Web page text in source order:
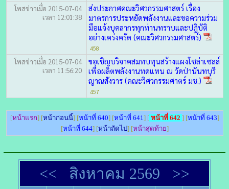
โพสข่าวเมื่อ 2015-07-04
เวลา 12:01:38
ส่งประกาศคณะวิศวกรรมศาสตร์ เรื่อง
มาตรการประหยัดพลังงานและขอความร่วม
มือแจ้งบุคลากรทุกท่านทราบและปฏิบัติ
อย่างเคร่งครัด (คณะวิศวกรรมศาสตร์)
458
โพสข่าวเมื่อ 2015-07-04
เวลา 11:56:20
ขอเชิญบริจาคสมทบทุนสร้างแผงโซล่าเซลล์
เพื่อผลิตพลังงานทดแทน ณ วัดป่านันทบุรี
ญาณสังวาร (คณะวิศวกรรมศาตร์ มช.)
457
[หน้าแรก] [หน้าก่อนนี้] [หน้าที่ 640] [หน้าที่ 641] [หน้าที่ 642 ] [หน้าที่ 643]
[หน้าที่ 644] [หน้าถัดไป] [หน้าสุดท้าย]